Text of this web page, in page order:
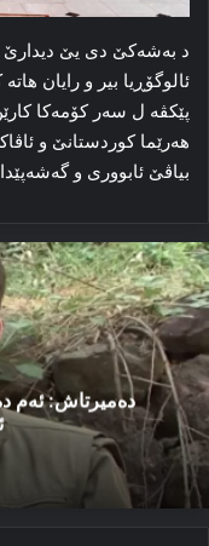
د بەشەکێ دی یێ
ئالوگۆڕیا بیر و رایان
پێکڤە ل سەر کۆمەکا
هەرێما کوردستانێ و
بیاڤێ ئابووری و
دەمیرتاش: ئەم